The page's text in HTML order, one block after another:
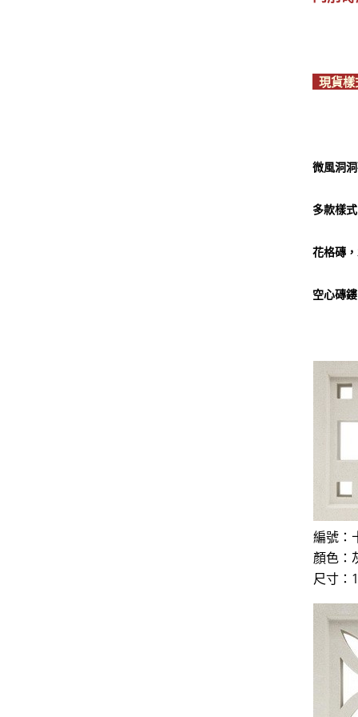
現貨
微風洞
多款樣
花格磚
空心磚
編號：
顏色：
尺寸：